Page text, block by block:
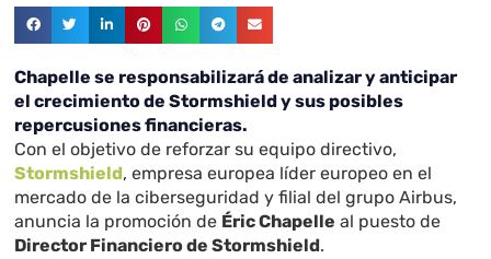
Chapelle se responsabilizará de analizar y anticipar
el crecimiento de Stormshield y sus posibles
repercusiones financieras.
Con el objetivo de reforzar su equipo directivo,
Stormshield, empresa europea líder europeo en el
mercado de la ciberseguridad y filial del grupo Airbus,
anuncia la promoción de Éric Chapelle al puesto de
Director Financiero de Stormshield.